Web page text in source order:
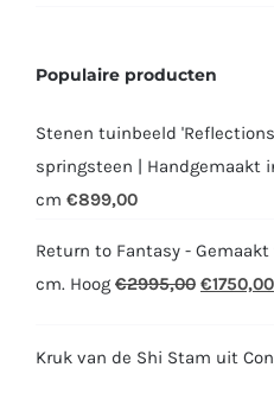
Populaire producten
Stenen tuinbeeld
springsteen | Handgemaakt
cm €899,00
Return to Fantasy - Gemaakt
cm. Hoog €2995,00
was:
€1750,00
Kruk van de Shi Stam uit